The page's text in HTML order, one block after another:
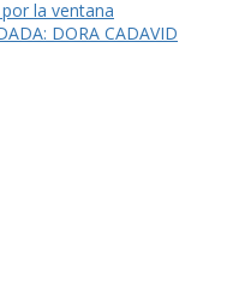
la ventana
DORA CADAVID